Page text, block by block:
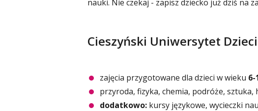
nauki. Nie czekaj - zapisz dziecko już dziś na
Cieszyński Uniwersytet
zajęcia przygotowane dla dzieci w wieku
przyroda, fizyka, chemia, podróże,
dodatkowo: kursy językowe, wycieczki